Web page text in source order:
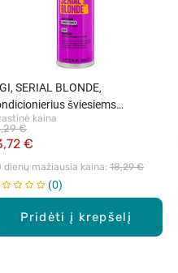
Pridėti į krepšelį
SERIAL BLONDE,
šviesiems
su proteinu, 400 ml
kaina
€
€
dienų mažiausia kaina: 18,29 €
0